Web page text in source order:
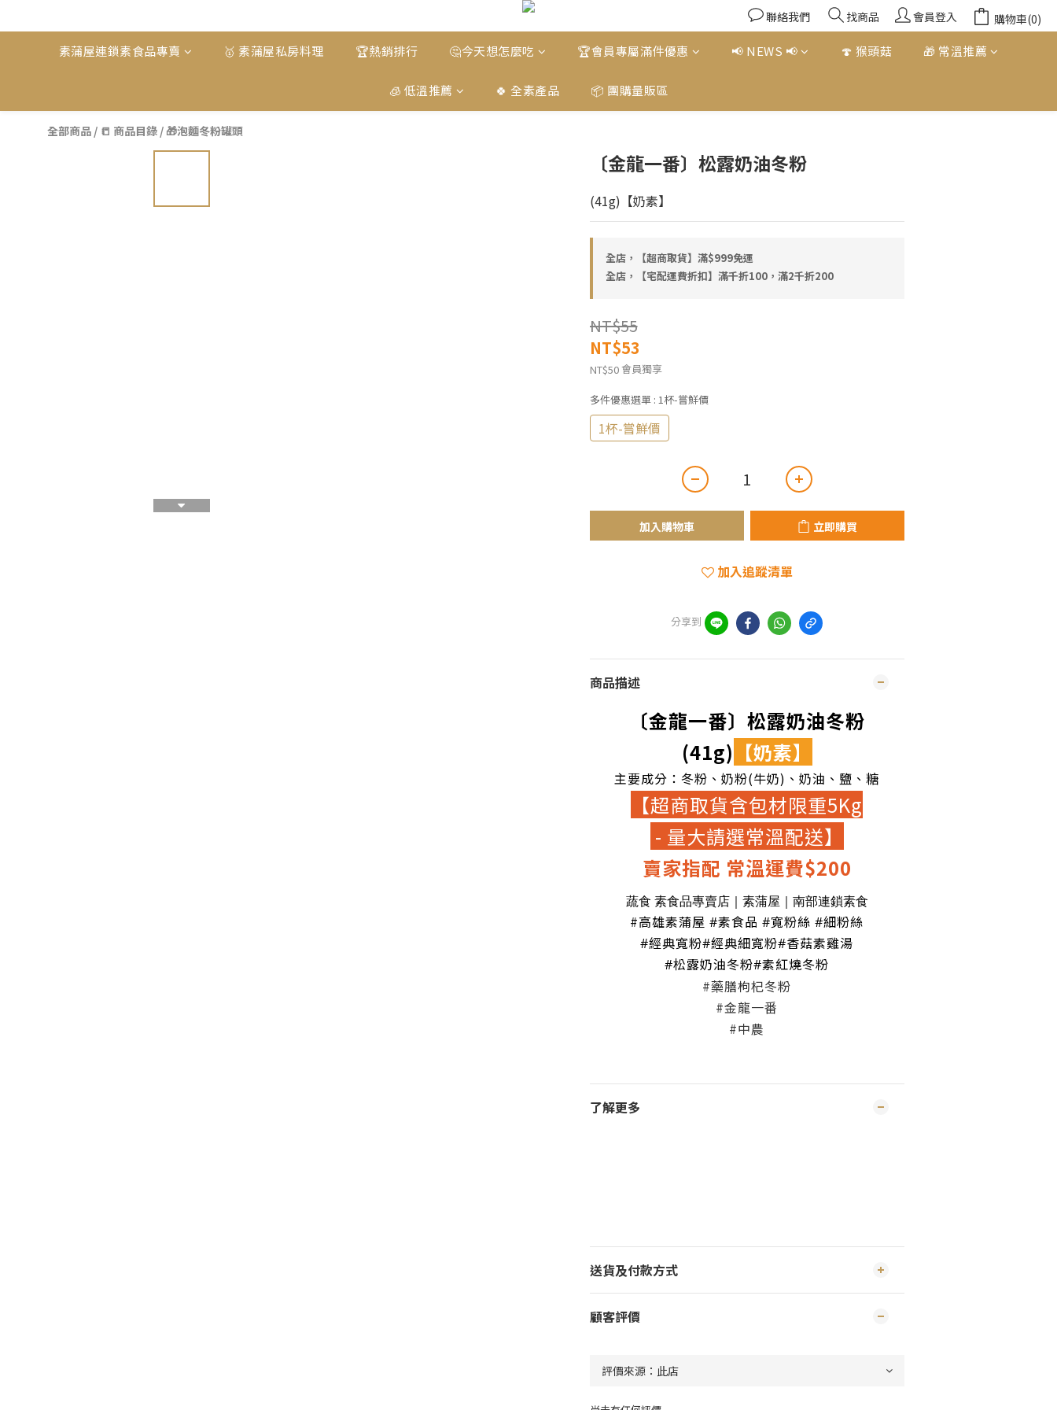
聯絡我們 找商品 會員登入 購物車(0)
素蒲屋連鎖素食品專賣 🥇 素蒲屋私房料理 🏆熱銷排行 🤔今天想怎麼吃 🏆會員專屬滿件優惠 📢 NEWS 📢 🍄 猴頭菇 🎁 常溫推薦
🧊 低溫推薦 🍀 全素產品 📦 團購量販區
全部商品 / 📒 商品目錄 / 🎁泡麵冬粉罐頭
〔金龍一番〕松露奶油冬粉
(41g)【奶素】
全店，【超商取貨】滿$999免運
全店，【宅配運費折扣】滿千折100，滿2千折200
NT$55
NT$53
NT$50會員獨享
多件優惠選單 : 1杯-嘗鮮價
1杯-嘗鮮價
加入購物車 立即購買
加入追蹤清單
分享到
商品描述
〔金龍一番〕松露奶油冬粉
(41g) 【奶素】
主要成分：冬粉 、奶粉(牛奶) 、奶油 、鹽 、糖
【超商取貨含包材限重5Kg
- 量大請選常溫配送】
賣家指配 常溫運費$200
蔬食 素食品專賣店｜素蒲屋｜南部連鎖素食
#高雄素蒲屋 #素食品 #寬粉絲 #細粉絲
#經典寬粉#經典細寬粉#香菇素雞湯
#松露奶油冬粉#素紅燒冬粉
#藥膳枸杞冬粉
#金龍一番
#中農
了解更多
送貨及付款方式
顧客評價